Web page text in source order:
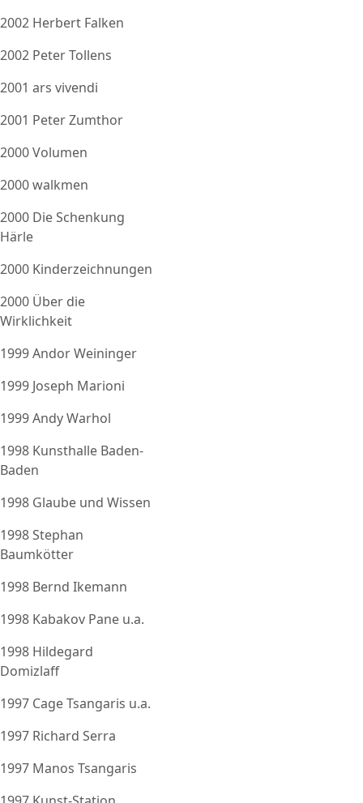
2002 Herbert Falken
2002 Peter Tollens
2001 ars vivendi
2001 Peter Zumthor
2000 Volumen
2000 walkmen
2000 Die Schenkung
Härle
2000 Kinderzeichnungen
2000 Über die
Wirklichkeit
1999 Andor Weininger
1999 Joseph Marioni
1999 Andy Warhol
1998 Kunsthalle Baden-
Baden
1998 Glaube und Wissen
1998 Stephan
Baumkötter
1998 Bernd Ikemann
1998 Kabakov Pane u.a.
1998 Hildegard
Domizlaff
1997 Cage Tsangaris u.a.
1997 Richard Serra
1997 Manos Tsangaris